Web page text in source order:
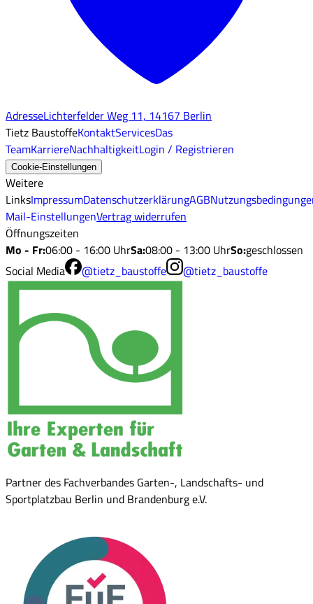
AdresseLichterfelder Weg 11, 14167 Berlin
Tietz BaustoffeKontaktServicesDas
TeamKarriereNachhaltigkeitLogin / Registrieren
Cookie-Einstellungen
Weitere
LinksImpressumDatenschutzerklärungAGB
Mail-EinstellungenVertrag widerrufen
Öffnungszeiten
Mo - Fr:06:00 - 16:00 UhrSa:08:00 - 13:00 UhrSo:geschlossen
Social Media
@tietz_baustoffe @tietz_baustoffe
Partner des Fachverbandes Garten-, Landschafts- und
Sportplatzbau Berlin und Brandenburg e.V.